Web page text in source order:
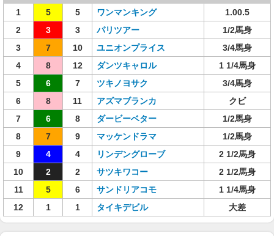
1 5 5 ワンマンキング
1.00.5
2
3 3 パリツアー
1/2馬身
3
7 10 ユニオンプライス
3/4馬身
4
8 12 ダンツキャロル
1 1/4馬身
5
6 7 ツキノヨサク
3/4馬身
6
8 11 アズマブランカ
クビ
7
6 8 ダービーベター
1/2馬身
8
7 9 マッケンドラマ
1/2馬身
9
4 4 リンデングローブ
2 1/2馬身
10
2 2 サツキワコー
2 1/2馬身
11
5 6 サンドリアコモ
1 1/4馬身
12
1 1 タイキデビル 大差